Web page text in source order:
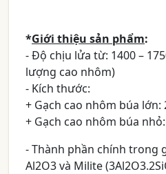
*Giới thiệu sản phẩm:
- Độ chịu lửa từ: 1400 –
lượng cao nhôm)
- Kích thước:
+ Gạch cao nhôm búa lớn:
+ Gạch cao nhôm búa
- Thành phần chính trong
Al2O3 và Milite